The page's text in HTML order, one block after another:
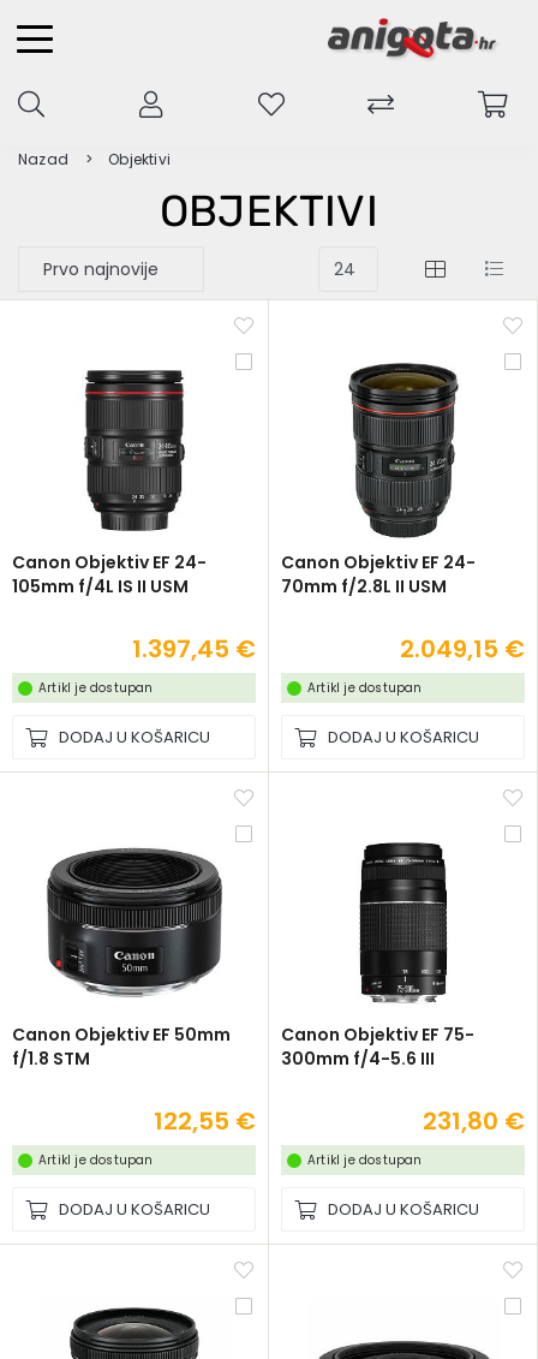
Nazad Objektivi
OBJEKTIVI
Canon Objektiv EF 24-
105mm f/4L IS II USM
1.397,45 €
Artikl je dostupan
DODAJ U KOŠARICU
Canon Objektiv EF 24-
70mm f/2.8L II USM
2.049,15 €
Artikl je dostupan
DODAJ U KOŠARICU
Canon Objektiv EF 50mm
f/1.8 STM
122,55 €
Artikl je dostupan
DODAJ U KOŠARICU
Canon Objektiv EF 75-
300mm f/4-5.6 III
231,80 €
Artikl je dostupan
DODAJ U KOŠARICU